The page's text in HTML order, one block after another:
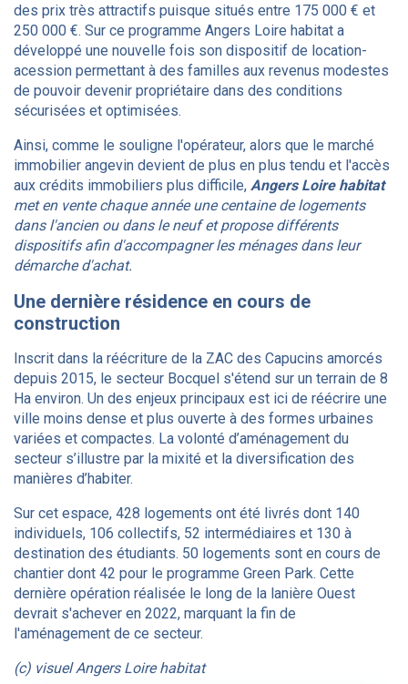
des prix très attractifs puisque situés entre 175 000 € et
250 000 €. Sur ce programme Angers Loire habitat a
développé une nouvelle fois son dispositif de location-
acession permettant à des familles aux revenus modestes
de pouvoir devenir propriétaire dans des conditions
sécurisées et optimisées.
Ainsi, comme le souligne l'opérateur, alors que le marché
immobilier angevin devient de plus en plus tendu et l'accès
aux crédits immobiliers plus difficile, Angers Loire habitat
met en vente chaque année une centaine de logements
dans l'ancien ou dans le neuf et propose différents
dispositifs afin d'accompagner les ménages dans leur
démarche d'achat.
Une dernière résidence en cours de
construction
Inscrit dans la réécriture de la ZAC des Capucins amorcés
depuis 2015, le secteur Bocquel s'étend sur un terrain de 8
Ha environ. Un des enjeux principaux est ici de réécrire une
ville moins dense et plus ouverte à des formes urbaines
variées et compactes. La volonté d’aménagement du
secteur s’illustre par la mixité et la diversification des
manières d’habiter.
Sur cet espace, 428 logements ont été livrés dont 140
individuels, 106 collectifs, 52 intermédiaires et 130 à
destination des étudiants. 50 logements sont en cours de
chantier dont 42 pour le programme Green Park. Cette
dernière opération réalisée le long de la lanière Ouest
devrait s'achever en 2022, marquant la fin de
l'aménagement de ce secteur.
(c) visuel Angers Loire habitat